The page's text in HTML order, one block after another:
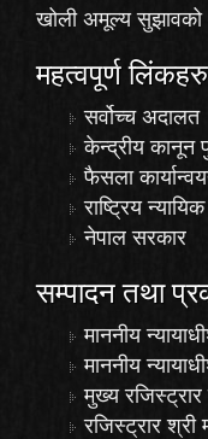
खोली अमूल्य सुझावको
महत्वपूर्ण लिंकहरु
सर्वोच्च अदालत
केन्द्रीय कानून
फैसला
राष्ट्रिय
नेपाल सरकार
सम्पादन तथा
माननीय
माननीय
मुख्य
रजिस्ट्रार श्री